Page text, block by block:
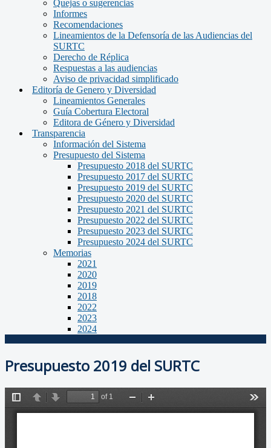
Quejas o sugerencias
Informes
Recomendaciones
Lineamientos de la Defensoría de las Audiencias del
SURTC
Derecho de Réplica
Respuestas a las audiencias
Aviso de privacidad simplificado
Editoría de Genero y Diversidad
Lineamientos Generales
Guía Cobertura Electoral
Editora de Género y Diversidad
Transparencia
Información del Sistema
Presupuesto del Sistema
Presupuesto 2018 del SURTC
Presupuesto 2017 del SURTC
Presupuesto 2019 del SURTC
Presupuesto 2020 del SURTC
Presupuesto 2021 del SURTC
Presupuesto 2022 del SURTC
Presupuesto 2023 del SURTC
Presupuesto 2024 del SURTC
Memorias
2021
2020
2019
2018
2022
2023
2024
Presupuesto 2019 del SURTC